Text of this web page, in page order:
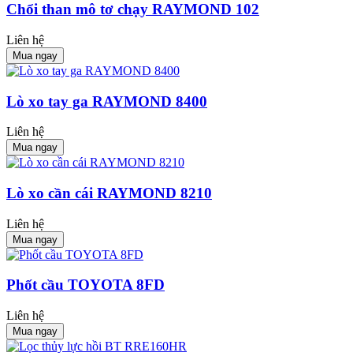
Chổi than mô tơ chạy RAYMOND 102
Liên hệ
Mua ngay
Lò xo tay ga RAYMOND 8400
Liên hệ
Mua ngay
Lò xo cần cái RAYMOND 8210
Liên hệ
Mua ngay
Phốt cầu TOYOTA 8FD
Liên hệ
Mua ngay